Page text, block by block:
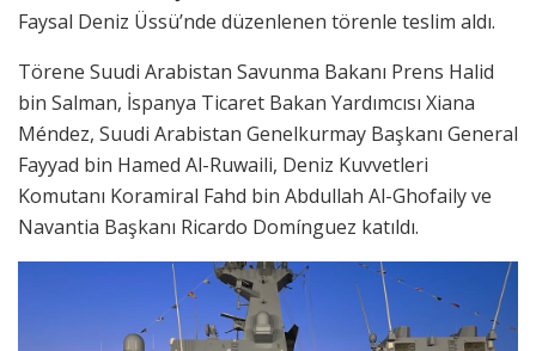
Faysal Deniz Üssü’nde düzenlenen törenle teslim aldı.
Törene Suudi Arabistan Savunma Bakanı Prens Halid
bin Salman, İspanya Ticaret Bakan Yardımcısı Xiana
Méndez, Suudi Arabistan Genelkurmay Başkanı General
Fayyad bin Hamed Al-Ruwaili, Deniz Kuvvetleri
Komutanı Koramiral Fahd bin Abdullah Al-Ghofaily ve
Navantia Başkanı Ricardo Domínguez katıldı.